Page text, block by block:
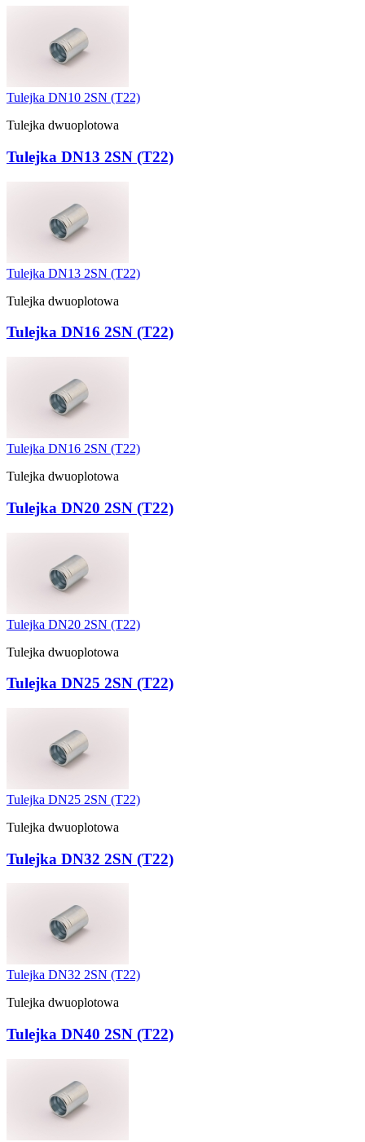
Tulejka DN10 2SN (T22)
Tulejka dwuoplotowa
Tulejka DN13 2SN (T22)
Tulejka DN13 2SN (T22)
Tulejka dwuoplotowa
Tulejka DN16 2SN (T22)
Tulejka DN16 2SN (T22)
Tulejka dwuoplotowa
Tulejka DN20 2SN (T22)
Tulejka DN20 2SN (T22)
Tulejka dwuoplotowa
Tulejka DN25 2SN (T22)
Tulejka DN25 2SN (T22)
Tulejka dwuoplotowa
Tulejka DN32 2SN (T22)
Tulejka DN32 2SN (T22)
Tulejka dwuoplotowa
Tulejka DN40 2SN (T22)